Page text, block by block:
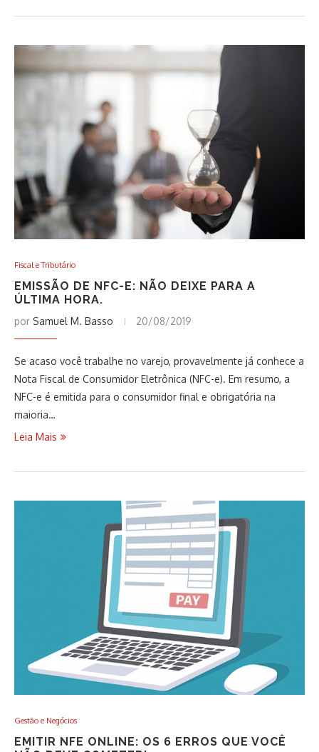
Fiscal e Tributário
EMISSÃO DE NFC-E: NÃO DEIXE PARA A
ÚLTIMA HORA.
por Samuel M. Basso 20/08/2019
Se acaso você trabalhe no varejo, provavelmente já conhece a
Nota Fiscal de Consumidor Eletrônica (NFC-e). Em resumo, a
NFC-e é emitida para o consumidor final e obrigatória na
maioria…
Leia Mais
Gestão e Negócios
EMITIR NFE ONLINE: OS 6 ERROS QUE VOCÊ